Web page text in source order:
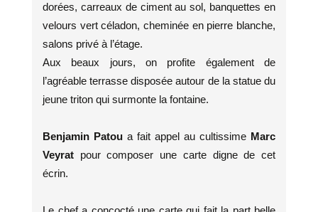
dorées, carreaux de ciment au sol, banquettes en
velours vert céladon, cheminée en pierre blanche,
salons privé à l’étage.
Aux beaux jours, on profite également de
l’agréable terrasse disposée autour de la statue du
jeune triton qui surmonte la fontaine.
Benjamin Patou a fait appel au cultissime Marc
Veyrat pour composer une carte digne de cet
écrin.